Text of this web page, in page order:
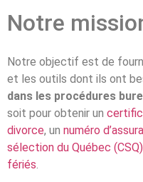
Notre
Notre objectif est de
et les outils dont ils ont
dans les procédures
soit pour obtenir un
divorce, un numéro
sélection du Québec (CSQ)
fériés.